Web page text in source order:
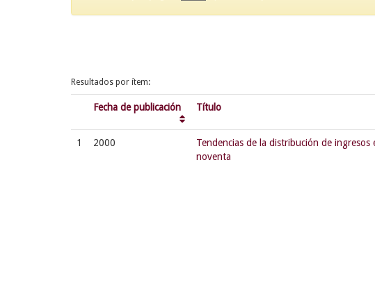
Resultados por ítem:
Fecha de publicación Título
1 2000
Tendencias de la distribución de ingresos
noventa